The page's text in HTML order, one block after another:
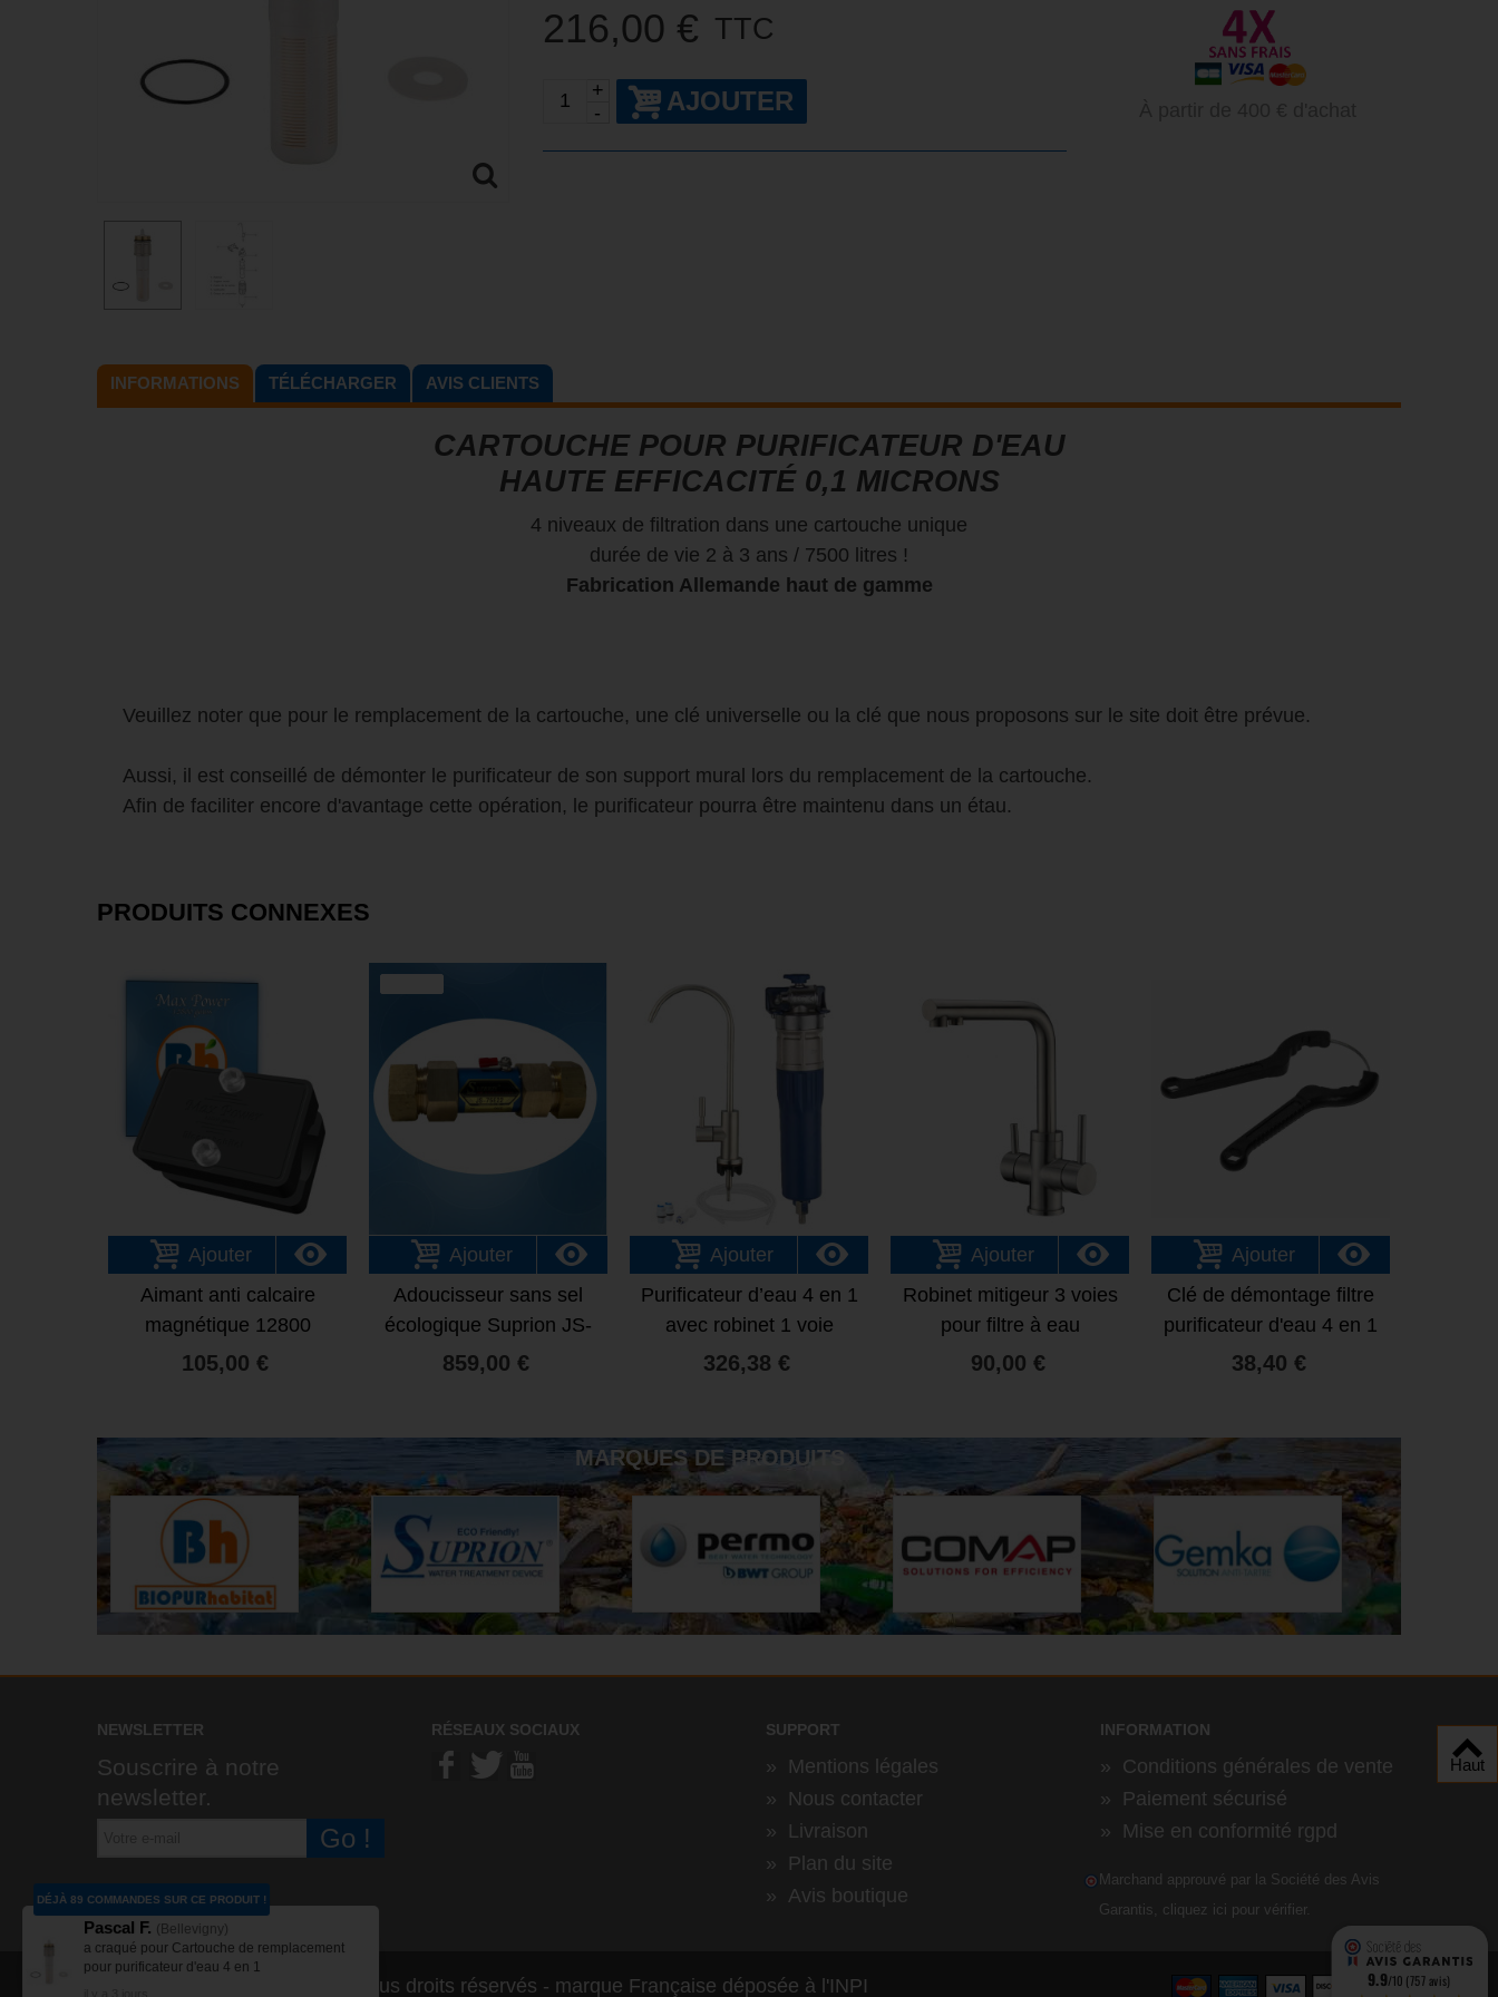
216,00 € TTC
-
+ AJOUTER
INFORMATIONS TÉLÉCHARGER AVIS CLIENTS
CARTOUCHE POUR PURIFICATEUR D'EAU
HAUTE EFFICACITÉ 0,1 MICRONS
4 niveaux de filtration dans une cartouche unique
durée de vie 2 à 3 ans / 7500 litres !
Fabrication Allemande haut de gamme
Veuillez noter que pour le remplacement de la cartouche, une clé universelle ou la clé que nous proposons sur le site doit être prévue.
Aussi, il est conseillé de démonter le purificateur de son support mural lors du remplacement de la cartouche.
Afin de faciliter encore d'avantage cette opération, le purificateur pourra être maintenu dans un étau.
PRODUITS CONNEXES
Ajouter
Aimant anti calcaire
magnétique 12800
Gauss Max Power
105,00 €
Ajouter
Adoucisseur sans sel
écologique Suprion JS-
75e22
859,00 €
Ajouter
Purificateur d’eau 4 en 1
avec robinet 1 voie
326,38 €
Ajouter
Robinet mitigeur 3 voies
pour filtre à eau
90,00 €
Ajouter
Clé de démontage filtre
purificateur d'eau 4 en 1
38,40 €
MARQUES DE PRODUITS
Pascal F. (Bellevigny)
a craqué pour Cartouche de remplacement
pour purificateur d'eau 4 en 1
DÉJÀ 89 COMMANDES SUR CE PRODUIT !
NEWSLETTER
Souscrire à notre
newsletter.
Go !
RÉSEAUX SOCIAUX SUPPORT
» Mentions légales
» Nous contacter
» Livraison
» Plan du site
» Avis boutique
INFORMATION
» Conditions générales de vente
» Paiement sécurisé
» Mise en conformité rgpd
Marchand approuvé par la Société des Avis
Garantis, cliquez ici pour vérifier.
© 2021 par Biopur habitat® - Tous droits réservés - marque Française déposée à l'INPI
Haut
9.9/10 (757 avis)